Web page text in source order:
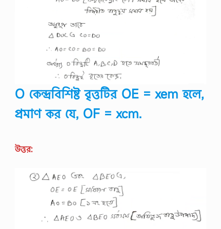
O কেন্দ্রবিশিষ্ট বৃত্তটির OE = xem হলে,
প্রমাণ কর যে, OF = xcm.
উত্তর: